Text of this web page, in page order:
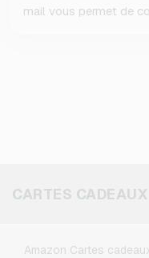
mail vous permet de
CARTES CADEAUX
Amazon Cartes